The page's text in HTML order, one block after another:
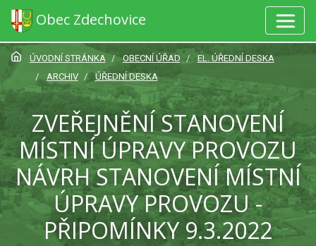
Obec Zdechovice
ÚVODNÍ STRÁNKA OBECNÍ ÚŘAD
EL. ÚŘEDNÍ DESKA
ARCHIV
ÚŘEDNÍ DESKA
ZVEŘEJNĚNÍ STANOVENÍ
MÍSTNÍ ÚPRAVY PROVOZU
NÁVRH STANOVENÍ MÍSTNÍ
ÚPRAVY PROVOZU -
PŘIPOMÍNKY 9.3.2022